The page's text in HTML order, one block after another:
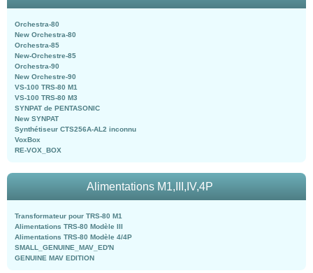
Orchestra-80
New Orchestra-80
Orchestra-85
New-Orchestre-85
Orchestra-90
New Orchestre-90
VS-100 TRS-80 M1
VS-100 TRS-80 M3
SYNPAT de PENTASONIC
New SYNPAT
Synthétiseur CTS256A-AL2 inconnu
VoxBox
RE-VOX_BOX
Alimentations M1,III,IV,4P
Transformateur pour TRS-80 M1
Alimentations TRS-80 Modèle III
Alimentations TRS-80 Modèle 4/4P
SMALL_GENUINE_MAV_ED'N
GENUINE MAV EDITION